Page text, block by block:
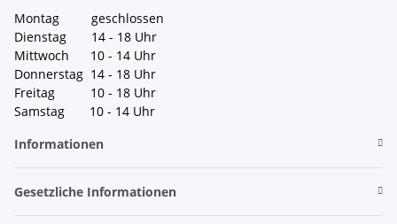
Montag geschlossen
Dienstag 14 - 18 Uhr
Mittwoch 10 - 14 Uhr
Donnerstag 14 - 18 Uhr
Freitag 10 - 18 Uhr
Samstag 10 - 14 Uhr
Informationen
Gesetzliche Informationen